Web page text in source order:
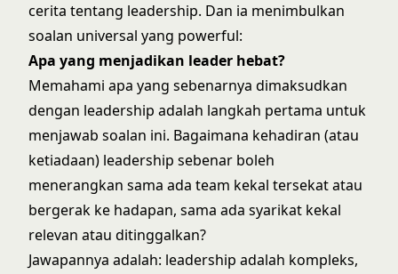
cerita tentang leadership. Dan ia menimbulkan
soalan universal yang powerful:
Apa yang menjadikan leader hebat?
Memahami apa yang sebenarnya dimaksudkan
dengan leadership adalah langkah pertama untuk
menjawab soalan ini. Bagaimana kehadiran (atau
ketiadaan) leadership sebenar boleh
menerangkan sama ada team kekal tersekat atau
bergerak ke hadapan, sama ada syarikat kekal
relevan atau ditinggalkan?
Jawapannya adalah: leadership adalah kompleks,